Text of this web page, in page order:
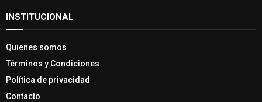
INSTITUCIONAL
Quienes somos
Términos y Condiciones
Política de privacidad
Contacto